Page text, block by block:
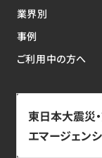
業界別
事例
ご利用中の方へ
東日本大震災
エマージェン